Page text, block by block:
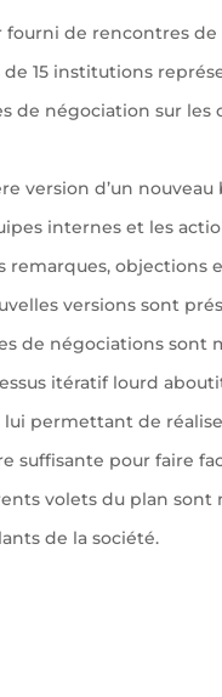
de rencontres de
15 institutions
de négociation sur les
version d’un nouveau
internes et les
objections
versions sont
de négociations sont
itératif lourd
permettant de
pour faire
volets du plan sont
de la société.